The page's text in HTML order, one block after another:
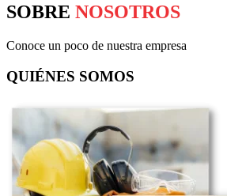
SOBRE NOSOTROS
Conoce un poco de nuestra empresa
QUIÉNES SOMOS